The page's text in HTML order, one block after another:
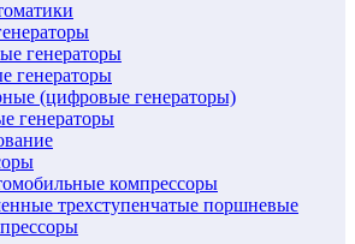
генераторы
генераторы
(цифровые генераторы)
генераторы
компрессоры
трехступенчатые поршневые